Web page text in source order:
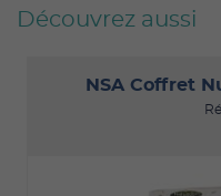
Découvrez aussi
NSA Coffret